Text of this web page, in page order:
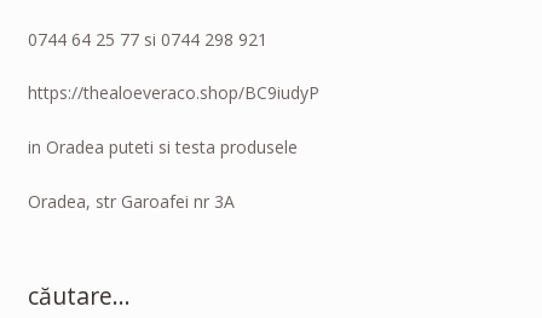
0744 64 25 77 si 0744 298 921
https://thealoeveraco.shop/BC9iudyP
in Oradea puteti si testa produsele
Oradea, str Garoafei nr 3A
căutare…